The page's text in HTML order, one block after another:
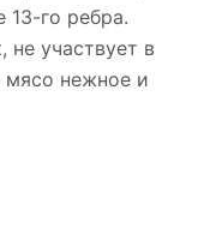
13-го ребра.
участвует в
мясо нежное и